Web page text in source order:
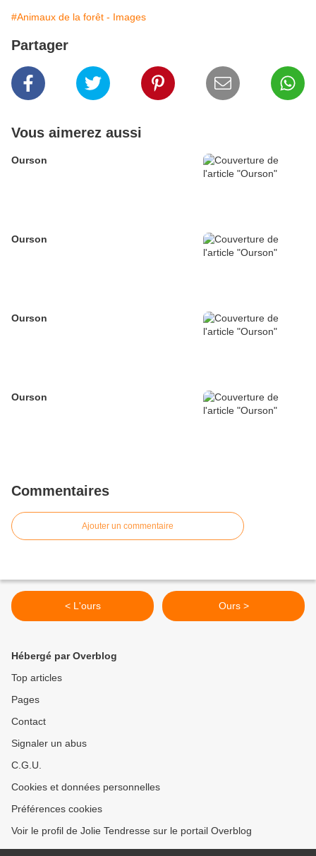
#Animaux de la forêt - Images
Partager
Vous aimerez aussi
Ourson
Ourson
Ourson
Ourson
Commentaires
Ajouter un commentaire
< L'ours Ours >
Hébergé par Overblog
Top articles
Pages
Contact
Signaler un abus
C.G.U.
Cookies et données personnelles
Préférences cookies
Voir le profil de Jolie Tendresse sur le portail Overblog